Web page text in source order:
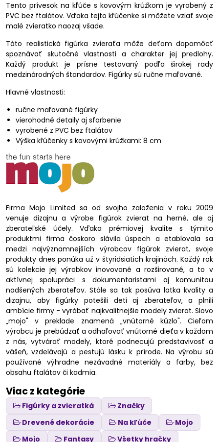
Tento prívesok na kľúče s kovovým krúžkom je vyrobený z
PVC bez ftalátov. Vďaka tejto kľúčenke si môžete vziať svoje
malé zvieratko naozaj všade.
Táto realistická figúrka zvieraťa môže deťom dopomôcť
spoznávať skutočné vlastnosti a charakter jej predlohy.
Každý produkt je prísne testovaný podľa širokej rady
medzinárodných štandardov. Figúrky sú ručne maľované.
Hlavné vlastnosti:
ručne maľované figúrky
vierohodné detaily aj sfarbenie
vyrobené z PVC bez ftalátov
Výška kľúčenky s kovovými krúžkami: 8 cm
Firma Mojo Limited sa od svojho založenia v roku 2009
venuje dizajnu a výrobe figúrok zvierat na herné, ale aj
zberateľské účely. Vďaka prémiovej kvalite s týmito
produktmi firma čoskoro slávila úspech a etablovala sa
medzi najvýznamnejších výrobcov figúrok zvierat, svoje
produkty dnes ponúka už v štyridsiatich krajinách. Každý rok
sú kolekcie jej výrobkov inovované a rozširované, a to v
aktívnej spolupráci s dokumentaristami aj komunitou
nadšených zberateľov. Stále sa tak posúva latka kvality a
dizajnu, aby figúrky potešili deti aj zberateľov, a plnili
ambície firmy - vyrábať najkvalitnejšie modely zvierat. Slovo
„mojo" v preklade znamená „vnútorné kúzlo". Cieľom
výrobcu je prebúdzať a odhaľovať vnútorné dieťa v každom
z nás, vytvárať modely, ktoré podnecujú predstavivosť a
vášeň, vzdelávajú a pestujú lásku k prírode. Na výrobu sú
používané výhradne nezávadné materiály a farby, bez
obsahu ftalátov či kadmia.
Viac z kategórie
Figúrky a zvieratká
Značky
Drevené dekorácie
Na kľúče
Mojo
Mojo
Fantasy Všetky hračky